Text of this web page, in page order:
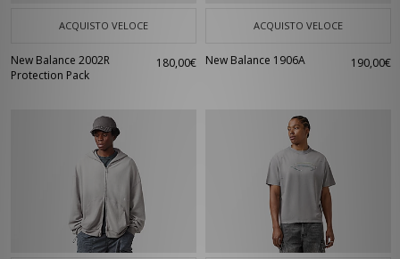
ACQUISTO VELOCE
New Balance 2002R
Protection Pack
180,00€
ACQUISTO VELOCE
New Balance 1906A 190,00€